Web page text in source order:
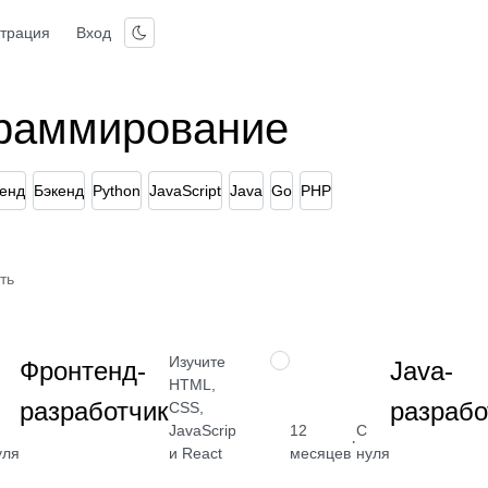
Вход
Бэкенд Python JavaScript Java Go PHP
Фронтенд-
разработчик
Изучите
HTML,
CSS,
JavaScript
и React
от 2 400
ПРОФЕССИЯ
12
месяцев
·
С
нуля
Java-